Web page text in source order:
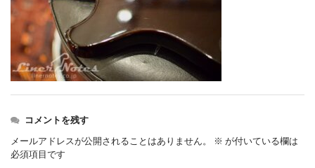
コメントを残す
メールアドレスが公開されることはありません。 ※ が付いている欄は
必須項目です